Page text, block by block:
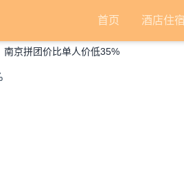
首页 酒店住宿
南京拼团价比单人价低35%